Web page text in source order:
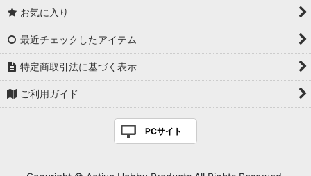
お気に入り
最近チェックしたアイテム
特定商取引法に基づく表示
ご利用ガイド
PCサイト